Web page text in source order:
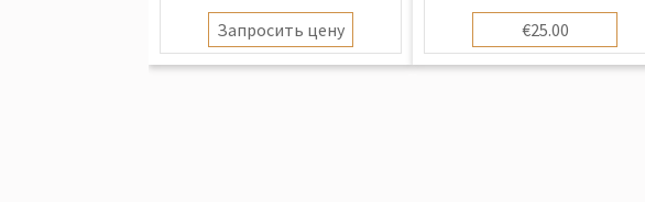
Запросить цену €25.00